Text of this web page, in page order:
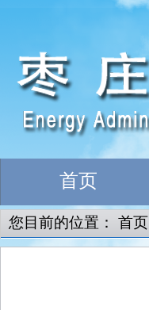
首页
您目前的位置： 首页